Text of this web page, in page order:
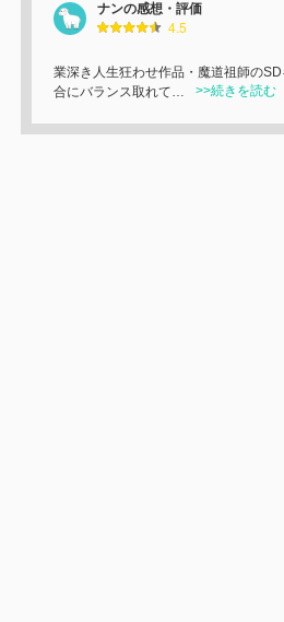
ナンの感想・評価
4.5
業深き人生狂わせ作品・魔道祖師の
合にバランス取れて…
>>続きを読む